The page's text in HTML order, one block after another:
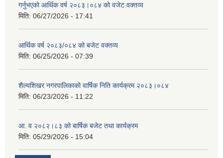
गर्नुभएको आर्थिक वर्ष २०८३।०८४ को वजेट वक्तव्य
मिति: 06/27/2026 - 17:41
आर्थिक वर्ष २०८३/०८४ को बजेट वक्तव्य
मिति: 06/25/2026 - 07:39
शैल्यशिखर नगरपालिकाको वार्षिक निति कार्यक्रम २०८३।०८४
मिति: 06/23/2026 - 11:22
आ. व २०८२।८३ को बार्षिक बजेट तथा कार्यक्रम
मिति: 05/29/2026 - 15:04